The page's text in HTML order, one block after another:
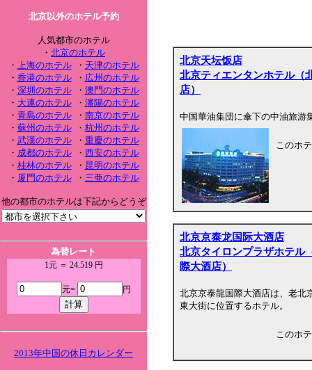
北京以外のホテル予約
人気都市のホテル
・ 北京のホテル
・ 上海のホテル・ 天津のホテル
・ 香港のホテル・ 広州のホテル
・ 深圳のホテル・ 澳門のホテル
・ 大連のホテル・ 瀋陽のホテル
・ 青島のホテル・ 南京のホテル
・ 蘇州のホテル・ 杭州のホテル
・ 武漢のホテル・ 重慶のホテル
・ 成都のホテル・ 西安のホテル
・ 桂林のホテル・ 昆明のホテル
・ 厦門のホテル・ 三亜のホテル
他の都市のホテルは下記からどうぞ
為替レート
1元 ＝ 24.519 円
元= 円
2013年中国の休日カレンダー
北京天坛饭店
北京ティエンタンホテル（
店）
中国華油集団に傘下の中油旅游
このホ
北京京泰龙国际大酒店
北京タイロンプラザホテル
際大酒店）
北京京泰龍国際大酒店は、老北
東大街に位置するホテル。
このホ